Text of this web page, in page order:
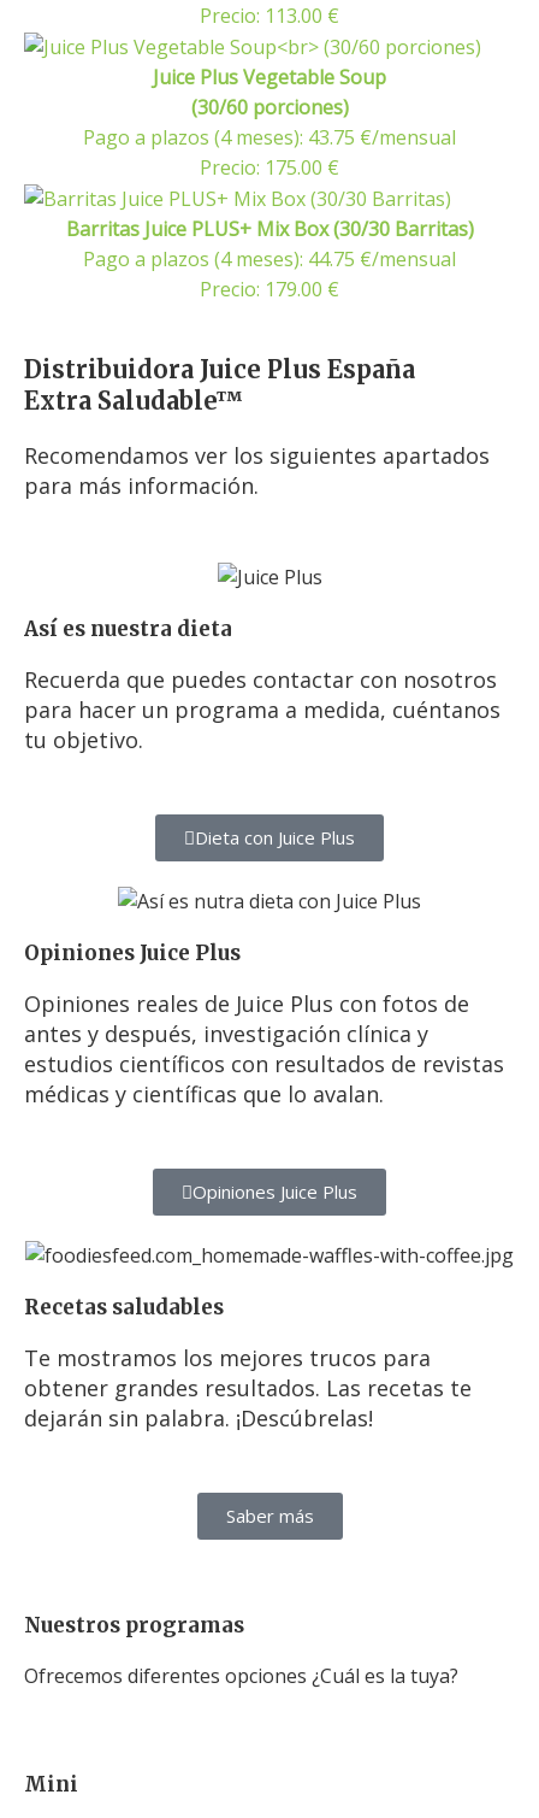
Precio: 113.00 €
Juice Plus Vegetable Soup
(30/60 porciones)
Pago a plazos (4 meses): 43.75 €/mensual
Precio: 175.00 €
Barritas Juice PLUS+ Mix Box (30/30 Barritas)
Pago a plazos (4 meses): 44.75 €/mensual
Precio: 179.00 €
Distribuidora Juice Plus España
Extra Saludable™
Recomendamos ver los siguientes apartados
para más información.
Así es nuestra dieta
Recuerda que puedes contactar con nosotros
para hacer un programa a medida, cuéntanos
tu objetivo.
Dieta con Juice Plus
Opiniones Juice Plus
Opiniones reales de Juice Plus con fotos de
antes y después, investigación clínica y
estudios científicos con resultados de revistas
médicas y científicas que lo avalan.
Opiniones Juice Plus
Recetas saludables
Te mostramos los mejores trucos para
obtener grandes resultados. Las recetas te
dejarán sin palabra. ¡Descúbrelas!
Saber más
Nuestros programas
Ofrecemos diferentes opciones ¿Cuál es la tuya?
Mini